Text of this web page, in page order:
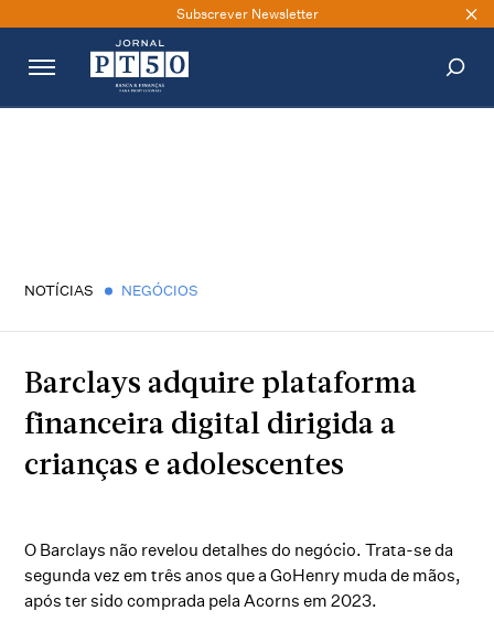
Subscrever Newsletter
NOTÍCIAS NEGÓCIOS
Barclays adquire plataforma
financeira digital dirigida a
crianças e adolescentes
O Barclays não revelou detalhes do negócio. Trata-se da
segunda vez em três anos que a GoHenry muda de mãos,
após ter sido comprada pela Acorns em 2023.